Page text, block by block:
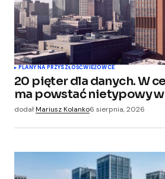
PLANY NA PRZYSZŁOŚĆWIEŻOWCE
20 pięter dla danych. W
ma powstać nietypowy
dodałMariusz Kolanko6 sierpnia, 2026